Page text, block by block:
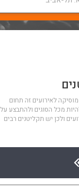
לאירועים זה תחום
מכל הסוגים ולהתבצע על
ולכן יש תקליטנים רבים